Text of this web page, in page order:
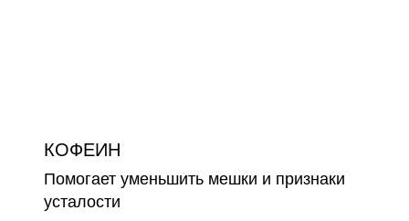
КОФЕИН
Помогает уменьшить мешки и признаки
усталости